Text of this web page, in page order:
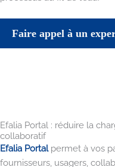
Faire appel à un
Efalia Portal : réduire la
collaboratif
Efalia Portal permet à vos
fournisseurs, usagers,